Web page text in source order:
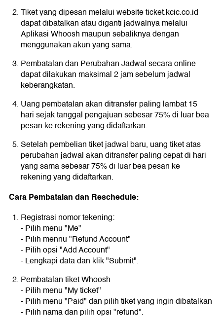
Tiket yang dipesan melalui websiteticket.kcic.co.id
dapat dibatalkan atau diganti jadwalnya melalui
Aplikasi Whoosh maupun sebaliknya dengan
menggunakan akun yang sama.
Pembatalan dan Perubahan Jadwal secara online
dapat dilakukan maksimal 2 jam sebelum jadwal
keberangkatan.
Uang pembatalan akan ditransfer paling lambat 15
hari sejak tanggal pengajuan sebesar 75% di luar bea
pesan ke rekening yang didaftarkan.
Setelah pembelian tiket jadwal baru, uang tiket atas
perubahan jadwal akan ditransfer paling cepat di hari
yang sama sebesar 75% di luar bea pesan ke
rekening yang didaftarkan.
Cara Pembatalan dan Reschedule:
Registrasi nomor tekening:
- Pilih menu "Me"
- Pilih mennu "Refund Account"
- Pilih opsi "Add Account"
- Lengkapi data dan klik "Submit".
Pembatalan tiket Whoosh
- Pilih menu "My ticket"
- Pilih menu "Paid" dan pilih tiket yang ingin dibatalkan
- Pilih nama dan pilih opsi "refund".